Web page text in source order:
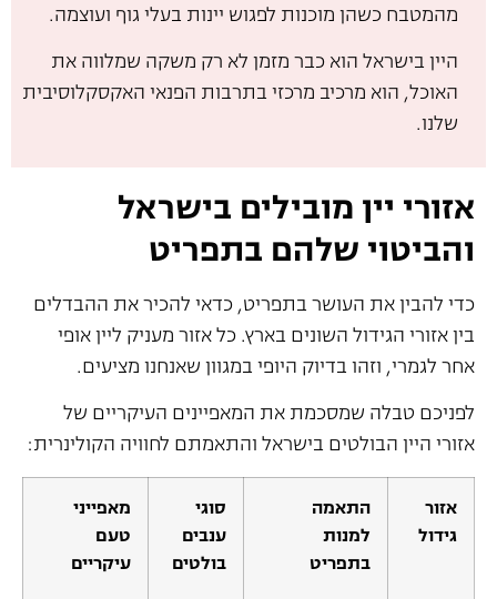
מהמטבח כשהן מוכנות לפגוש יינות בעלי גוף ועוצמה.
היין בישראל הוא כבר מזמן לא רק משקה שמלווה את
האוכל, הוא מרכיב מרכזי בתרבות הפנאי האקסקלוסיבית
שלנו.
אזורי יין מובילים בישראל
והביטוי שלהם בתפריט
כדי להבין את העושר בתפריט, כדאי להכיר את ההבדלים
בין אזורי הגידול השונים בארץ. כל אזור מעניק ליין אופי
אחר לגמרי, וזהו בדיוק היופי במגוון שאנחנו מציעים.
לפניכם טבלה שמסכמת את המאפיינים העיקריים של
אזורי היין הבולטים בישראל והתאמתם לחוויה הקולינרית:
אזור
גידול
התאמה
למנות
בתפריט
סוגי
ענבים
בולטים
מאפייני
טעם
עיקריים